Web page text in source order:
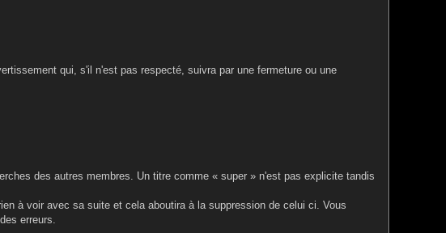
qui, s'il n'est pas respecté, suivra par une fermeture ou une
des autres membres. Un titre comme « super » n'est pas explicite tandis
à voir avec sa suite et cela aboutira à la suppression de celui ci. Vous
erreurs.